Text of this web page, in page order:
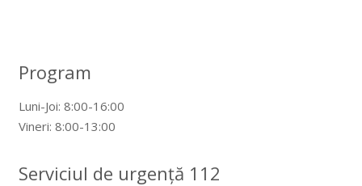
Program
Luni-Joi: 8:00-16:00
Vineri: 8:00-13:00
Serviciul de urgență 112